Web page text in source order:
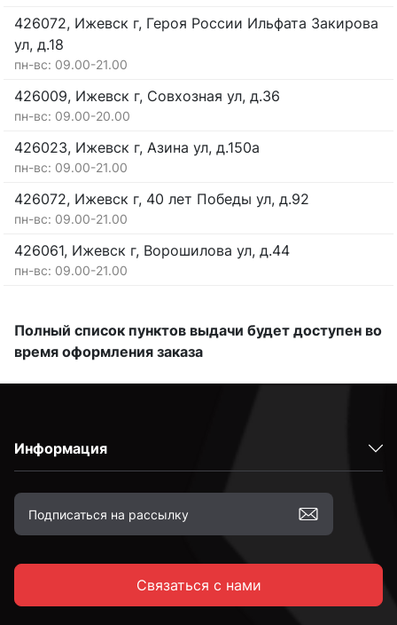
426072, Ижевск г, Героя России Ильфата Закирова
ул, д.18
пн-вс: 09.00-21.00
426009, Ижевск г, Совхозная ул, д.36
пн-вс: 09.00-20.00
426023, Ижевск г, Азина ул, д.150а
пн-вс: 09.00-21.00
426072, Ижевск г, 40 лет Победы ул, д.92
пн-вс: 09.00-21.00
426061, Ижевск г, Ворошилова ул, д.44
пн-вс: 09.00-21.00
Полный список пунктов выдачи будет доступен во
время оформления заказа
Информация
Связаться с нами